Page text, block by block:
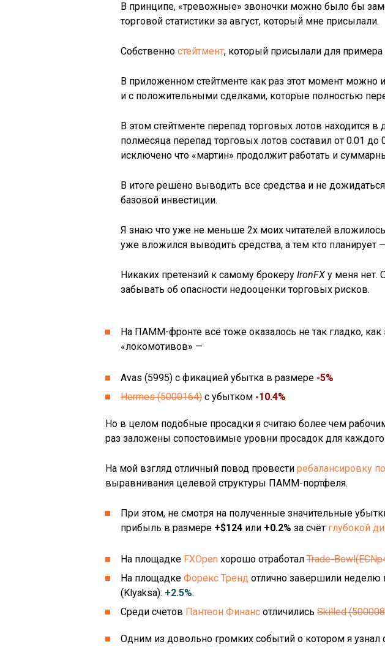
В принципе, «тревожные» звоночки можно было бы
торговой статистики за август, который мне присылали.
Собственно стейтмент, который присылали для
В приложенном стейтменте как раз этот момент можно
и с положительными сделками, которые полностью
В этом стейтменте перепад торговых лотов находится
полмесяца перепад торговых лотов составил от 0.01
исключено что «мартин» продолжит работать и
В итоге решено выводить все средства и не
базовой инвестиции.
Я знаю что уже не меньше 2х моих читателей
уже вложился выводить средства, а тем кто планирует
Никаких претензий к самому брокеру IronFX у меня нет.
забывать об опасности недооценки торговых рисков.
На ПАММ-фронте всё тоже оказалось не так гладко,
«локомотивов» —
Avas (5995) с фикацией убытка в размере -5%
Hermes (5000164) с убытком -10.4%
Но в целом подобные просадки я считаю более чем
раз заложены сопостовимые уровни просадок для каждого
На мой взгляд отличный повод провести ребалансировку
выравнивания целевой структуры ПАММ-портфеля.
При этом, не смотря на полученные значительные
прибыль в размере +$124 или +0.2% за счёт глубокой
На площадке FXOpen хорошо отработал Trade-
На площадке Форекс Тренд отлично завершили
(Klyaksa): +2.5%.
Среди счетов Пантеон Финанс отличились Skilled
Одним из довольно громких событий о котором я узнал